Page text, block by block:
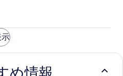
示